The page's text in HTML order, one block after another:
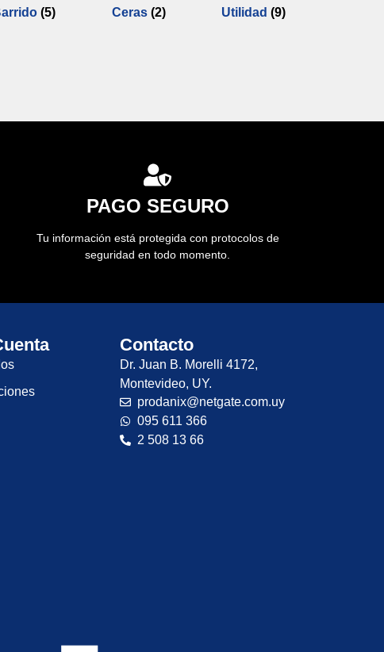
(5) Ceras (2) Utilidad (9)
PAGO SEGURO
Tu información está protegida con protocolos de
seguridad en todo momento.
Contacto
Dr. Juan B. Morelli 4172,
Montevideo, UY.
prodanix@netgate.com.uy
095 611 366
2 508 13 66